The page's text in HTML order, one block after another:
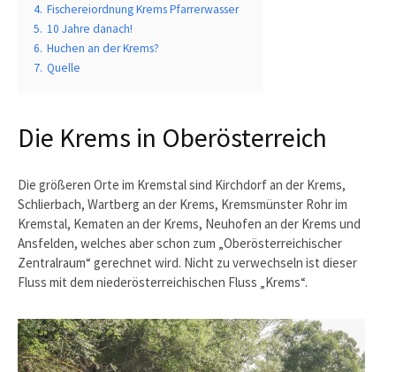
4. Fischereiordnung Krems Pfarrerwasser
5. 10 Jahre danach!
6. Huchen an der Krems?
7. Quelle
Die Krems in Oberösterreich
Die größeren Orte im Kremstal sind Kirchdorf an der Krems,
Schlierbach, Wartberg an der Krems, Kremsmünster Rohr im
Kremstal, Kematen an der Krems, Neuhofen an der Krems und
Ansfelden, welches aber schon zum „Oberösterreichischer
Zentralraum“ gerechnet wird. Nicht zu verwechseln ist dieser
Fluss mit dem niederösterreichischen Fluss „Krems“.